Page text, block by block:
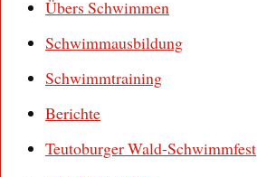
Übers Schwimmen
Schwimmausbildung
Schwimmtraining
Berichte
Teutoburger Wald-Schwimmfest